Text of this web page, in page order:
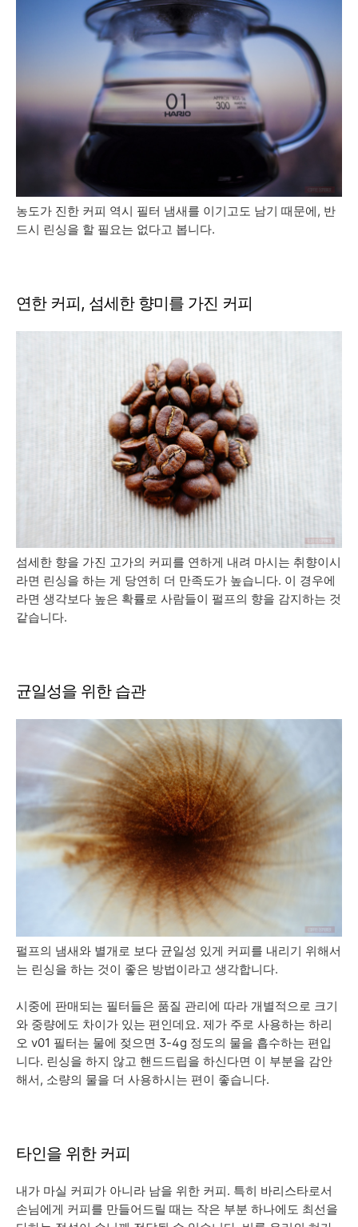
농도가 진한 커피 역시 필터 냄새를 이기고도 남기 때문에, 반
드시 린싱을 할 필요는 없다고 봅니다.
연한 커피, 섬세한 향미를 가진 커피
섬세한 향을 가진 고가의 커피를 연하게 내려 마시는 취향이시
라면 린싱을 하는 게 당연히 더 만족도가 높습니다. 이 경우에
라면 생각보다 높은 확률로 사람들이 펄프의 향을 감지하는 것
같습니다.
균일성을 위한 습관
펄프의 냄새와 별개로 보다 균일성 있게 커피를 내리기 위해서
는 린싱을 하는 것이 좋은 방법이라고 생각합니다.
시중에 판매되는 필터들은 품질 관리에 따라 개별적으로 크기
와 중량에도 차이가 있는 편인데요. 제가 주로 사용하는 하리
오 v01 필터는 물에 젖으면 3-4g 정도의 물을 흡수하는 편입
니다. 린싱을 하지 않고 핸드드립을 하신다면 이 부분을 감안
해서, 소량의 물을 더 사용하시는 편이 좋습니다.
타인을 위한 커피
내가 마실 커피가 아니라 남을 위한 커피. 특히 바리스타로서
손님에게 커피를 만들어드릴 때는 작은 부분 하나에도 최선을